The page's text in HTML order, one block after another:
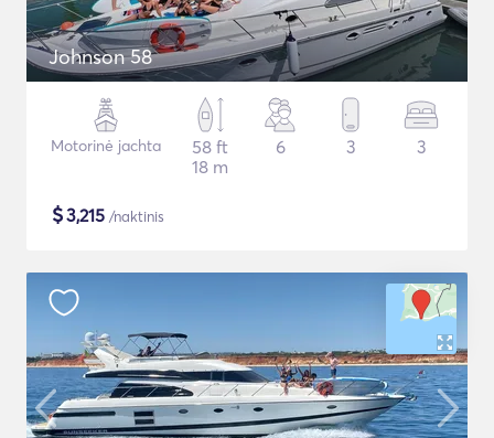
Johnson 58
Motorinė jachta
58 ft
18 m
6 3 3
$3,215 /naktinis